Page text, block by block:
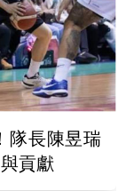
隊長陳昱瑞
貢獻